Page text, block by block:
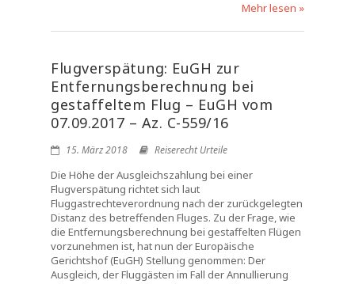
Mehr lesen »
Flugverspätung: EuGH zur
Entfernungsberechnung bei
gestaffeltem Flug – EuGH vom
07.09.2017 – Az. C-559/16
15. März 2018 Reiserecht Urteile
Die Höhe der Ausgleichszahlung bei einer
Flugverspätung richtet sich laut
Fluggastrechteverordnung nach der zurückgelegten
Distanz des betreffenden Fluges. Zu der Frage, wie
die Entfernungsberechnung bei gestaffelten Flügen
vorzunehmen ist, hat nun der Europäische
Gerichtshof (EuGH) Stellung genommen: Der
Ausgleich, der Fluggästen im Fall der Annullierung